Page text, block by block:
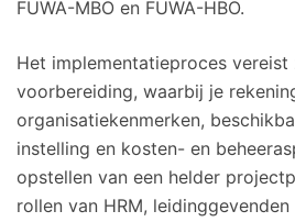
FUWA-MBO en FUWA-HBO.
Het implementatieproces
voorbereiding, waarbij je
organisatiekenmerken,
instelling en kosten- en
opstellen van een helder
rollen van HRM,